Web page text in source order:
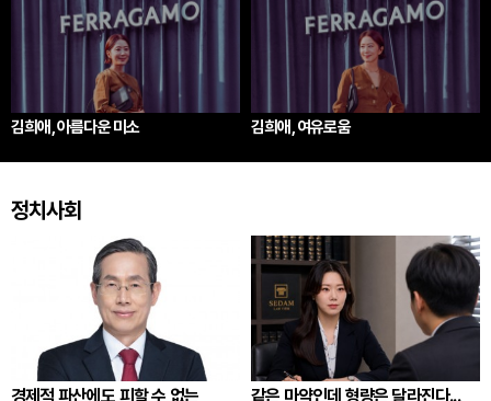
김희애, 아름다운 미소 김희애, 여유로움
정치사회
경제적 파산에도 피할 수 없는
같은 마약인데 형량은 달라진다...